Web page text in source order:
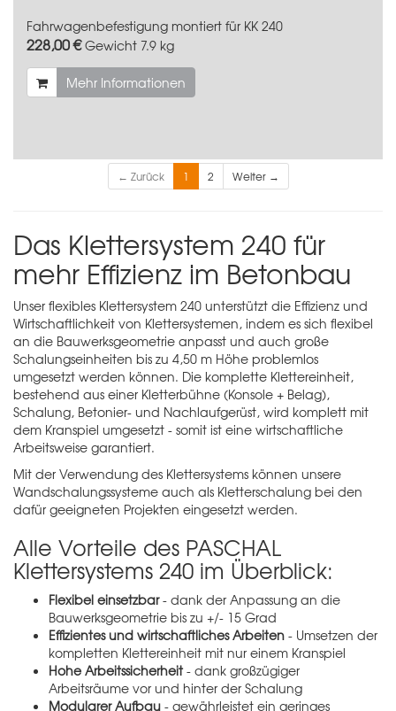
Fahrwagenbefestigung montiert für KK 240
228,00 €Gewicht 7.9 kg
Mehr Informationen
← Zurück 1 2 Weiter →
Das Klettersystem 240 für
mehr Effizienz im Betonbau
Unser flexibles Klettersystem 240 unterstützt die Effizienz und
Wirtschaftlichkeit von Klettersystemen, indem es sich flexibel
an die Bauwerksgeometrie anpasst und auch große
Schalungseinheiten bis zu 4,50 m Höhe problemlos
umgesetzt werden können. Die komplette Klettereinheit,
bestehend aus einer Kletterbühne (Konsole + Belag),
Schalung, Betonier- und Nachlaufgerüst, wird komplett mit
dem Kranspiel umgesetzt - somit ist eine wirtschaftliche
Arbeitsweise garantiert.
Mit der Verwendung des Klettersystems können unsere
Wandschalungssysteme auch als Kletterschalung bei den
dafür geeigneten Projekten eingesetzt werden.
Alle Vorteile des PASCHAL
Klettersystems 240 im Überblick:
Flexibel einsetzbar- dank der Anpassung an die
Bauwerksgeometrie bis zu +/- 15 Grad
Effizientes und wirtschaftliches Arbeiten - Umsetzen der
kompletten Klettereinheit mit nur einem Kranspiel
Hohe Arbeitssicherheit- dank großzügiger
Arbeitsräume vor und hinter der Schalung
Modularer Aufbau - gewährleistet ein geringes